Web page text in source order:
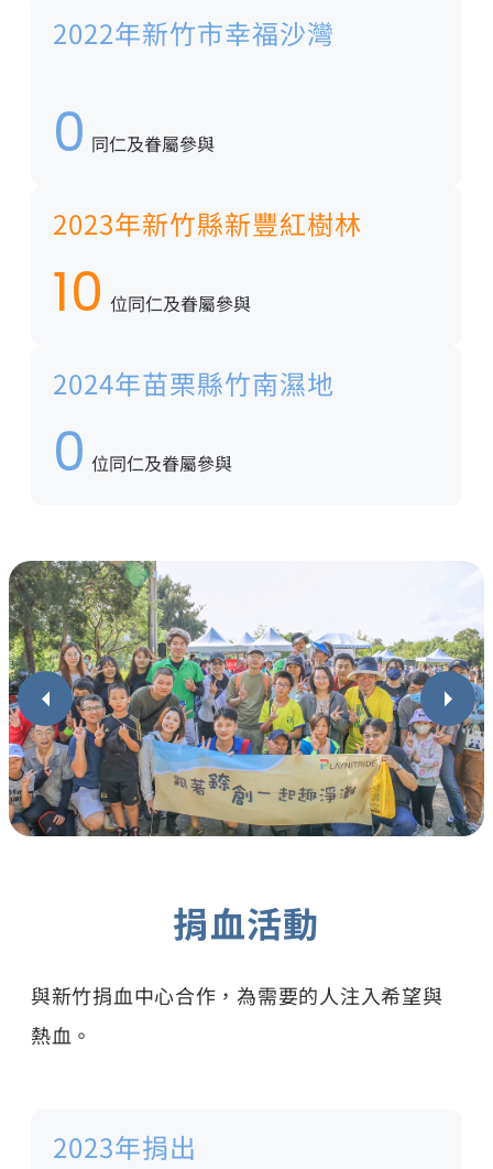
2022年新竹市幸福沙灣
0 同仁及眷屬參與
2023年新竹縣新豐紅樹林
10 位同仁及眷屬參與
2024年苗栗縣竹南濕地
0 位同仁及眷屬參與
捐血活動
與新竹捐血中心合作，為需要的人注入希望與
熱血。
2023年捐出